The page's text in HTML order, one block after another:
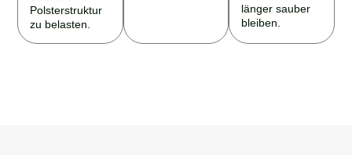
zu belasten.
bleiben.